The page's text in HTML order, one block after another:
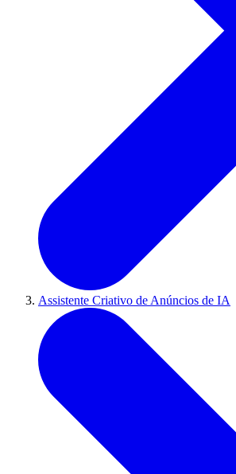
Assistente Criativo de Anúncios de IA